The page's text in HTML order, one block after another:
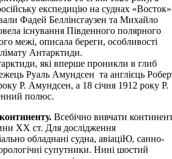
експедицію на суднах «Восток»
Фадей Беллінсгаузен та Михайло
існування Південного полярного
межі, описала береги, особливості
Антарктиди.
які вперше проникли в глиб
Руаль Амундсен та англієць
Р. Амундсен, а 18 січня 1912 року Р.
полюс.
Всебічно вивчати
XX ст. Для дослідження
обладнані судна, авіаціЮ, санно-
супутники. Нині шостий